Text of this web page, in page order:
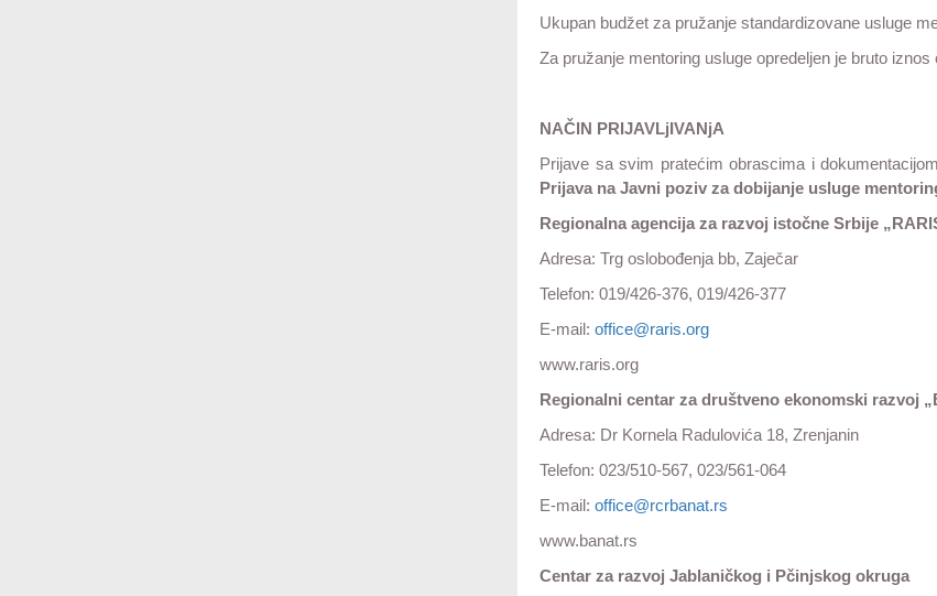
Ukupan budžet za pružanje standardizovane usluge
Za pružanje mentoring usluge opredeljen je bruto
NAČIN PRIJAVLjIVANjA
Prijave sa svim pratećim obrascima i
Prijava na Javni poziv za dobijanje usluge
Regionalna agencija za razvoj istočne Srbije
Adresa: Trg oslobođenja bb, Zaječar
Telefon: 019/426-376, 019/426-377
E-mail:office@raris.org
www.raris.org
Regionalni centar za društveno ekonomski razvoj
Adresa: Dr Kornela Radulovića 18, Zrenjanin
Telefon: 023/510-567, 023/561-064
E-mail:office@rcrbanat.rs
www.banat.rs
Centar za razvoj Jablaničkog i Pčinjskog okruga